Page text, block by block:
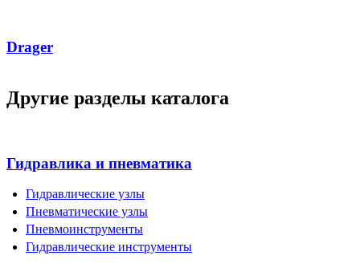
Drager
Другие разделы каталога
Гидравлика и пневматика
Гидравлические узлы
Пневматические узлы
Пневмоинструменты
Гидравлические инструменты